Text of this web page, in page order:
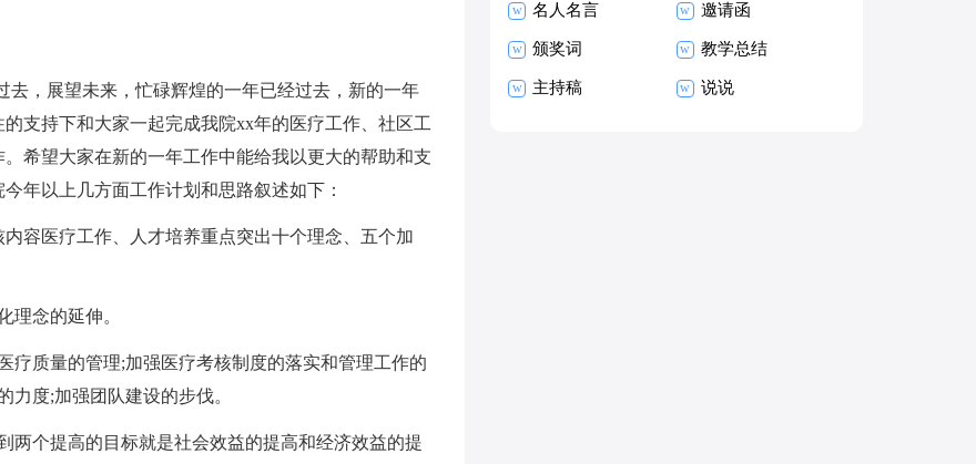
，展望未来，忙碌辉煌的一年已经过去，新的一年
支持下和大家一起完成我院xx年的医疗工作、社区工
希望大家在新的一年工作中能给我以更大的帮助和支
年以上几方面工作计划和思路叙述如下：
容医疗工作、人才培养重点突出十个理念、五个加
理念的延伸。
疗质量的管理;加强医疗考核制度的落实和管理工作的
力度;加强团队建设的步伐。
两个提高的目标就是社会效益的提高和经济效益的提
信 期教学工作总结
名人名言 邀请函
颁奖词 教学总结
主持稿 说说